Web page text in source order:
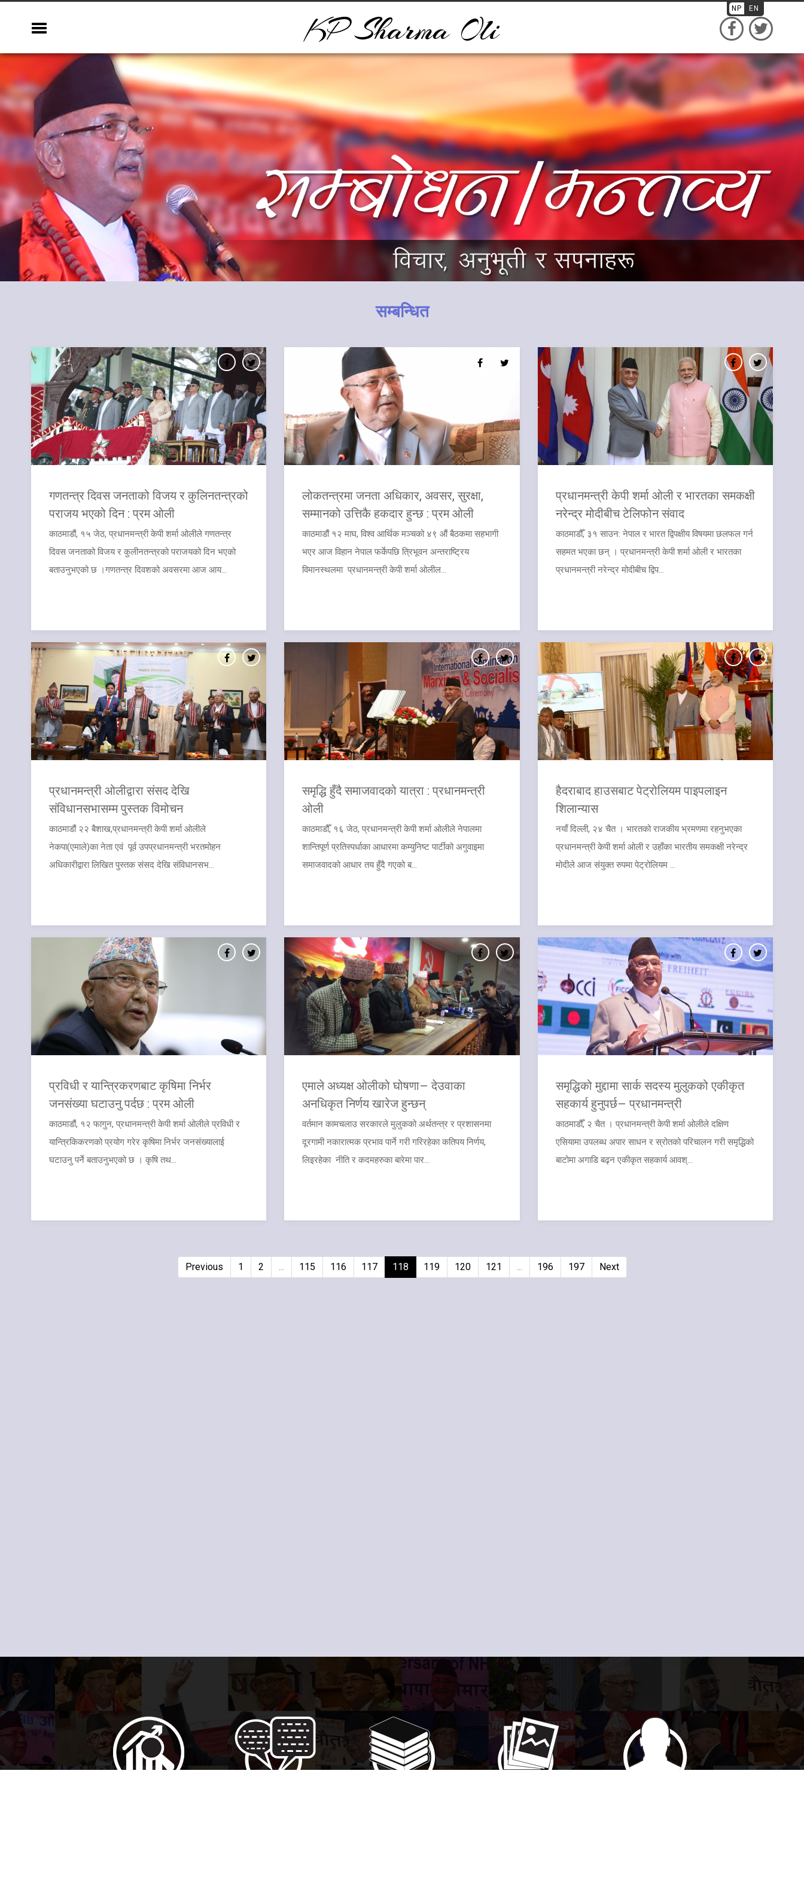
NP EN
KP Sharma Oli
सम्बन्धित
गणतन्त्र दिवस जनताको विजय र कुलिनतन्त्रको
पराजय भएको दिन : प्रम ओली
काठमाडौं, १५ जेठ, प्रधानमन्त्री केपी शर्मा ओलीले गणतन्त्र
दिवस जनताको विजय र कुलीनतन्त्रको पराजयको दिन भएको
बताउनुभएको छ ।गणतन्त्र दिवशको अवसरमा आज आय...
लोकतन्त्रमा जनता अधिकार, अवसर, सुरक्षा,
सम्मानको उत्तिकै हकदार हुन्छ : प्रम ओली
काठमाडौं १२ माघ, विश्व आर्थिक मञ्चको ४९ औं बैठकमा सहभागी
भएर आज विहान नेपाल फर्केपछि त्रिभूवन अन्तराष्ट्रिय
विमानस्थलमा प्रधानमन्त्री केपी शर्मा ओलील...
प्रधानमन्त्री केपी शर्मा ओली र भारतका समकक्षी
नरेन्द्र मोदीबीच टेलिफोन संवाद
काठमाडौँ, ३१ साउन: नेपाल र भारत द्विपक्षीय विषयमा छलफल गर्न
सहमत भएका छन् । प्रधानमन्त्री केपी शर्मा ओली र भारतका
प्रधानमन्त्री नरेन्द्र मोदीबीच द्विप...
प्रधानमन्त्री ओलीद्वारा संसद देखि
संविधानसभासम्म पुस्तक विमोचन
काठमाडौं २२ बैशाख,प्रधानमन्त्री केपी शर्मा ओलीले
नेकपा(एमाले)का नेता एवं पूर्व उपप्रधानमन्त्री भरतमोहन
अधिकारीद्वारा लिखित पुस्तक संसद देखि संविधानसभ...
समृद्धि हुँदै समाजवादको यात्रा : प्रधानमन्त्री
ओली
काठमाडौँ, १६ जेठ, प्रधानमन्त्री केपी शर्मा ओलीले नेपालमा
शान्तिपूर्ण प्रतिस्पर्धाका आधारमा कम्युनिष्ट पार्टीको अगुवाइमा
समाजवादको आधार तय हुँदै गएको ब...
​हैदराबाद हाउसबाट पेट्रोलियम पाइपलाइन
शिलान्यास
नयाँ दिल्ली, २४ चैत । भारतको राजकीय भ्रमणमा रहनुभएका
प्रधानमन्त्री केपी शर्मा ओली र उहाँका भारतीय समकक्षी नरेन्द्र
मोदीले आज संयुक्त रुपमा पेट्रोलियम ...
प्रविधी र यान्त्रिकरणबाट कृषिमा निर्भर
जनसंख्या घटाउनु पर्दछ : प्रम ओली
काठमाडौं, १२ फागुन, प्रधानमन्त्री केपी शर्मा ओलीले प्रविधी र
यान्त्रिकिकरणको प्रयोग गरेर कृषिमा निर्भर जनसंख्यालाई
घटाउनु पर्ने बताउनुभएको छ । कृषि तथ...
एमाले अध्यक्ष ओलीको घोषणा– देउवाका
अनधिकृत निर्णय खारेज हुन्छन्
वर्तमान कामचलाउ सरकारले मुलुकको अर्थतन्त्र र प्रशासनमा
दूरगामी नकारात्मक प्रभाव पार्ने गरी गरिरहेका कतिपय निर्णय,
लिइरहेका नीति र कदमहरुका बारेमा पार...
​समृद्धिको मुद्दामा सार्क सदस्य मुलुकको एकीकृत
सहकार्य हुनुपर्छ– प्रधानमन्त्री
काठमाडौँ, २ चैत । प्रधानमन्त्री केपी शर्मा ओलीले दक्षिण
एसियामा उपलब्ध अपार साधन र स्रोतको परिचालन गरी समृद्धिको
बाटोमा अगाडि बढ्न एकीकृत सहकार्य आवश्...
Previous 1 2 ... 115 116 117 118 119 120 121 ... 196 197 Next